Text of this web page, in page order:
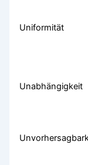
Uniformität
Unabhängigkeit